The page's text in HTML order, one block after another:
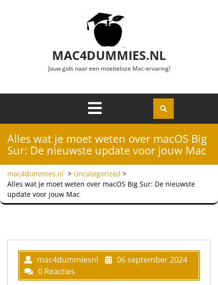
MAC4DUMMIES.NL
Jouw gids naar een moeiteloze Mac-ervaring!
Openen
Alles wat je moet weten over macOS Big
Sur: De nieuwste update voor jouw Mac
mac4dummies.nl > Uncategorized >
Alles wat je moet weten over macOS Big Sur: De nieuwste
update voor jouw Mac
mac4dummiesnl
06 september 2024
0 Reacties